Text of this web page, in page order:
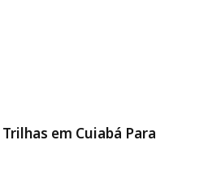
em Cuiabá Para